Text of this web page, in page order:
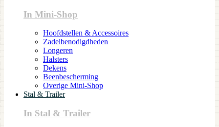
In Mini-Shop
Hoofdstellen & Accessoires
Zadelbenodigdheden
Longeren
Halsters
Dekens
Beenbescherming
Overige Mini-Shop
Stal & Trailer
In Stal & Trailer